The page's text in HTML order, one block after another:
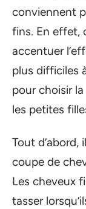
conviennent
fins. En effet,
accentuer
plus difficiles
pour choisir
les petites
Tout
coupe de
Les cheveux
tasser